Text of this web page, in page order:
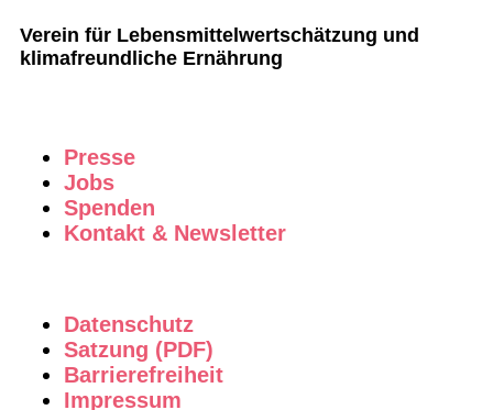
Verein für Lebensmittelwertschätzung und
klimafreundliche Ernährung
Presse
Jobs
Spenden
Kontakt & Newsletter
Datenschutz
Satzung (PDF)
Barrierefreiheit
Impressum